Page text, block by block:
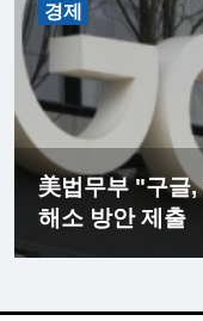
경제
美법무부 "구글,
해소 방안 제출